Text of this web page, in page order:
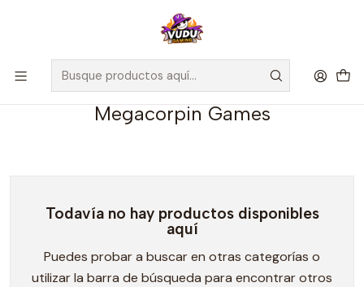
🚀 ¡Despachamos a todo Chile! Envío GRATIS a Regiones sobre
$100.000 y a RM sobre $35.000
Inicio Preventas Megacorpin Games
Megacorpin Games
Todavía no hay productos disponibles
aquí
Puedes probar a buscar en otras categorías o
utilizar la barra de búsqueda para encontrar otros